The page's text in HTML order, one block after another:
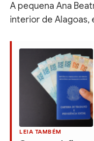
A pequena Ana
interior de Alagoas,
LEIA TAMBÉM